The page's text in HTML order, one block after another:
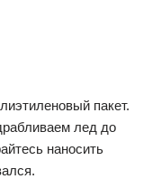
пакет.
лед до
наносить